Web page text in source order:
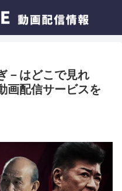
－はどこで見れ
画配信サービスを